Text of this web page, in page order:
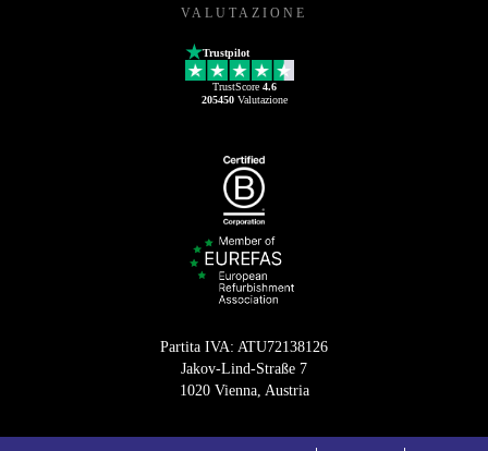
VALUTAZIONE
Trustpilot
TrustScore 4.6
205450Valutazione
Partita IVA: ATU72138126
Jakov-Lind-Straße 7
1020 Vienna, Austria